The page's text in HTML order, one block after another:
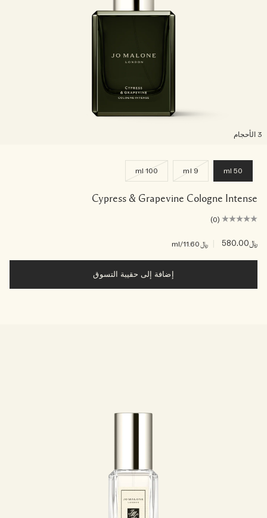
50 ml
100 ml
Cypress & Grapevine Cologne Intense
(0)
﷼580.00 ﷼11.60 /ml
إضافة إلى حقيبة التسوق